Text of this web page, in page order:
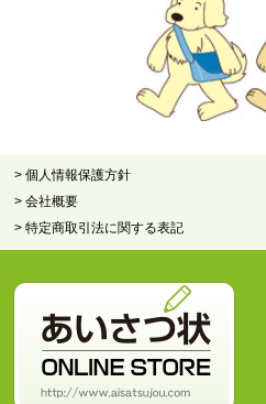
> 個人情報保護方針
> 会社概要
> 特定商取引法に関する表記